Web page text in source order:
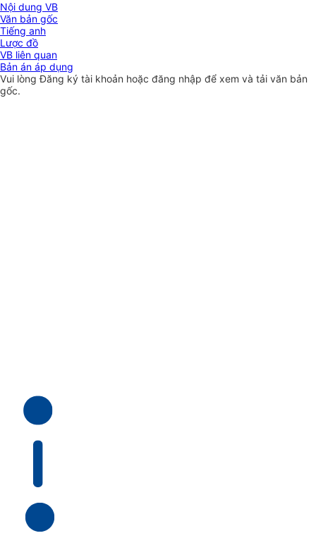
Nội dung VB
Văn bản gốc
Tiếng anh
Lược đồ
VB liên quan
Bản án áp dụng
Vui lòngĐăng ký tài khoản hoặc đăng nhập để xem và tải văn bản
gốc.